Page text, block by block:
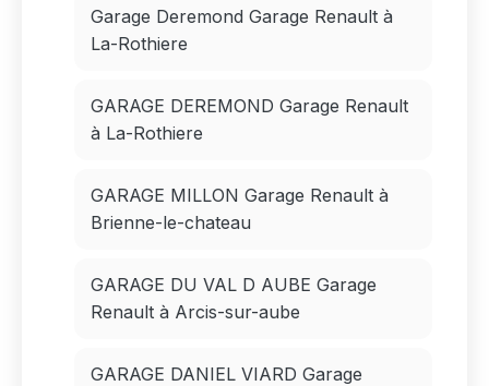
Garage Deremond Garage Renault à
La-Rothiere
GARAGE DEREMOND Garage Renault
à La-Rothiere
GARAGE MILLON Garage Renault à
Brienne-le-chateau
GARAGE DU VAL D AUBE Garage
Renault à Arcis-sur-aube
GARAGE DANIEL VIARD Garage